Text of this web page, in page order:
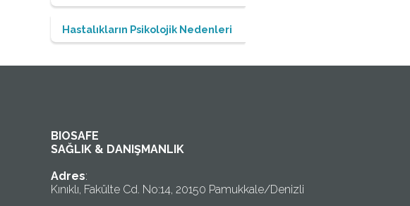
Hastalıkların Psikolojik Nedenleri
BIOSAFE
SAĞLIK & DANIŞMANLIK
Adres:
Kınıklı, Fakülte Cd. No:14, 20150 Pamukkale/Denizli